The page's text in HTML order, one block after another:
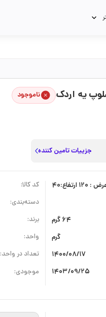
یه اردک ناموجود
جزییات تامین کننده
64 گرم
گرم
1400/08/17
1403/09/25
کد کالا:
دسته‌بندی:
برند:
واحد:
تعداد در واحد:
موجودی: